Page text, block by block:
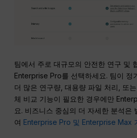
팀에서 주로 대규모의 안전한 연구 및
Enterprise Pro를 선택하세요. 팀이 정
더 많은 연구량, 대용량 파일 처리, 또
체 비교 기능이 필요한 경우에만
요. 비즈니스 중심의 더 자세한 분석은
여 Enterprise Pro 및 Enterprise Max